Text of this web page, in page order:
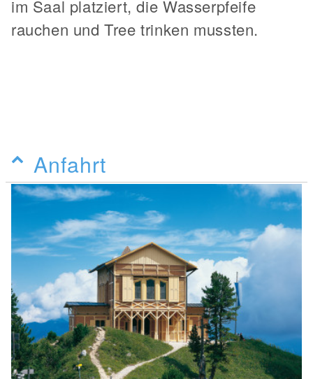
im Saal platziert, die Wasserpfeife
rauchen und Tree trinken mussten.
Anfahrt